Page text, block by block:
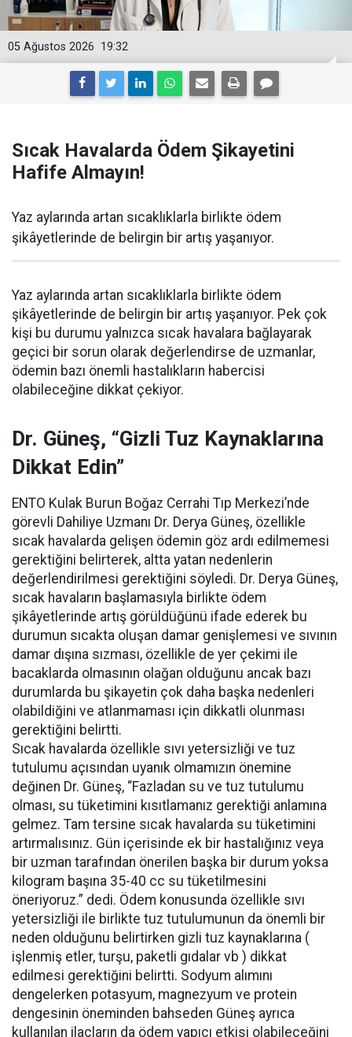
19:32
05 Ağustos 2026
Sıcak Havalarda Ödem Şikayetini
Hafife Almayın!
Yaz aylarında artan sıcaklıklarla birlikte ödem
şikâyetlerinde de belirgin bir artış yaşanıyor.
Yaz aylarında artan sıcaklıklarla birlikte ödem
şikâyetlerinde de belirgin bir artış yaşanıyor. Pek çok
kişi bu durumu yalnızca sıcak havalara bağlayarak
geçici bir sorun olarak değerlendirse de uzmanlar,
ödemin bazı önemli hastalıkların habercisi
olabileceğine dikkat çekiyor.
Dr. Güneş, “Gizli Tuz Kaynaklarına
Dikkat Edin”
ENTO Kulak Burun Boğaz Cerrahi Tıp Merkezi’nde
görevli Dahiliye Uzmanı Dr. Derya Güneş, özellikle
sıcak havalarda gelişen ödemin göz ardı edilmemesi
gerektiğini belirterek, altta yatan nedenlerin
değerlendirilmesi gerektiğini söyledi. Dr. Derya Güneş,
sıcak havaların başlamasıyla birlikte ödem
şikâyetlerinde artış görüldüğünü ifade ederek bu
durumun sıcakta oluşan damar genişlemesi ve sıvının
damar dışına sızması, özellikle de yer çekimi ile
bacaklarda olmasının olağan olduğunu ancak bazı
durumlarda bu şikayetin çok daha başka nedenleri
olabildiğini ve atlanmaması için dikkatli olunması
gerektiğini belirtti.
Sıcak havalarda özellikle sıvı yetersizliği ve tuz
tutulumu açısından uyanık olmamızın önemine
değinen Dr. Güneş, “Fazladan su ve tuz tutulumu
olması, su tüketimini kısıtlamanız gerektiği anlamına
gelmez. Tam tersine sıcak havalarda su tüketimini
artırmalısınız. Gün içerisinde ek bir hastalığınız veya
bir uzman tarafından önerilen başka bir durum yoksa
kilogram başına 35-40 cc su tüketilmesini
öneriyoruz.” dedi. Ödem konusunda özellikle sıvı
yetersizliği ile birlikte tuz tutulumunun da önemli bir
neden olduğunu belirtirken gizli tuz kaynaklarına (
işlenmiş etler, turşu, paketli gıdalar vb ) dikkat
edilmesi gerektiğini belirtti. Sodyum alımını
dengelerken potasyum, magnezyum ve protein
dengesinin öneminden bahseden Güneş ayrıca
kullanılan ilaçların da ödem yapıcı etkisi olabileceğini